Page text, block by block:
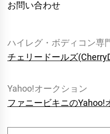
お問い合わせ
ハイレグ・ボディコン専
チェリードールズ
Yahoo!オークション
ファニービキニのYahoo!